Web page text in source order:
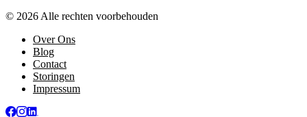
© 2026 Alle rechten voorbehouden
Over Ons
Blog
Contact
Storingen
Impressum